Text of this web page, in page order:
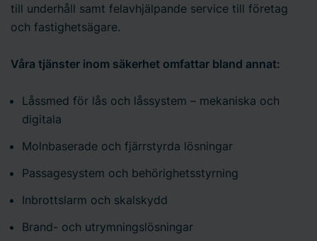
till underhåll samt felavhjälpande service till företag
och fastighetsägare.
Våra tjänster inom säkerhet omfattar bland annat:
Låssmed för lås och låssystem – mekaniska och
digitala
Molnbaserade och fjärrstyrda lösningar
Passagesystem och behörighetsstyrning
Inbrottslarm och skalskydd
Brand- och utrymningslösningar